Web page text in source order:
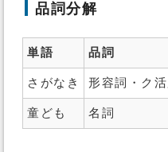
品詞分解
単語 品詞
さがなき 形容詞・ク
童ども 名詞